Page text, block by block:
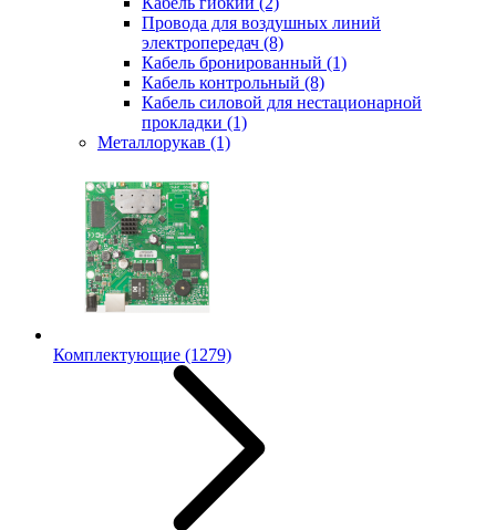
Провода для воздушных линий
электропередач (8)
Кабель бронированный (1)
Кабель контрольный (8)
Кабель силовой для нестационарной
прокладки (1)
Металлорукав (1)
Комплектующие (1279)